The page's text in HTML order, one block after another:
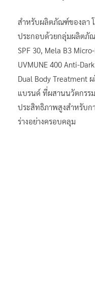
สำหรับผลิตภัณฑ์ของลา โ
ประกอบด้วยกลุ่มผลิตภัณ
SPF 30, Mela B3
UVMUNE 400 Anti-
Dual Body Treatment
แบรนด์ ที่ผสานนวัตกรร
ประสิทธิภาพสูงสำหรับก
ร่างอย่างครอบคลุม